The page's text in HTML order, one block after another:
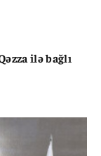
ilə bağlı